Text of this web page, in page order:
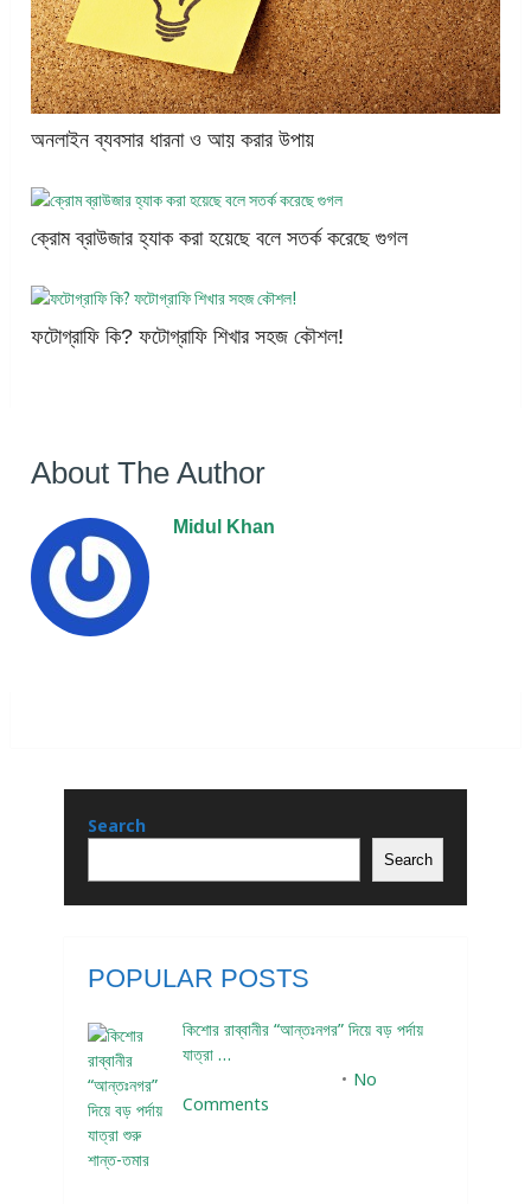
অনলাইন ব্যবসার ধারনা ও আয় করার উপায়
ক্রোম ব্রাউজার হ্যাক করা হয়েছে বলে সতর্ক করেছে গুগল
ফটোগ্রাফি কি? ফটোগ্রাফি শিখার সহজ কৌশল!
About The Author
Midul Khan
Search
Search
POPULAR POSTS
কিশোর রাব্বানীর “আন্তঃনগর” দিয়ে বড় পর্দায়
যাত্রা …
No
Comments